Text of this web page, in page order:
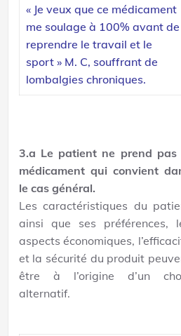
« Je veux que ce médicament
me soulage à 100% avant de
reprendre le travail et le
sport » M. C, souffrant de
lombalgies chroniques.
3.a Le patient ne prend pas
médicament qui convient
le cas général.
Les caractéristiques du
ainsi que ses préférences,
aspects économiques,
et la sécurité du produit
être à l’origine d’un
alternatif.